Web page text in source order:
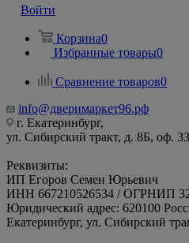
Войти
Корзина0
Избранные товары0
Сравнение товаров0
info@дверимаркет96.рф
г. Екатеринбург,
ул. Сибирский тракт, д. 8Б,
Реквизиты:
ИП Егоров Семен Юрьевич
ИНН 667210526534 / ОГРНИП
Юридический адрес: 620100
Екатеринбург, ул. Сибирский